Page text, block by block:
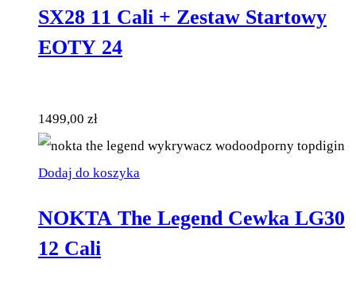
SX28 11 Cali + Zestaw Startowy
EOTY 24
1499,00 zł
Dodaj do koszyka
NOKTA The Legend Cewka LG30
12 Cali